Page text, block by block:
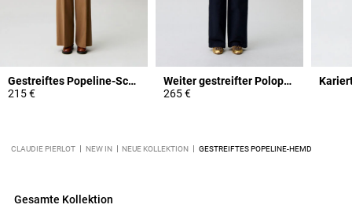
Gestreiftes Popeline-Schluppentop
215 €
Weiter gestreifter Polopullover
265 €
CLAUDIE PIERLOT NEW IN NEUE KOLLEKTION GESTREIFTES POPELINE-HEMD
Gesamte Kollektion